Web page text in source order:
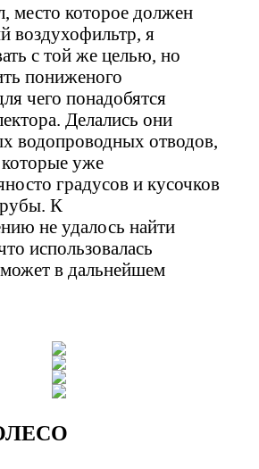
место которое должен
воздухофильтр, я
с той же целью, но
пониженого
чего понадобятся
Делались они
водопроводных отводов,
уже
градусов и кусочков
К
не удалось найти
использовалась
в дальнейшем